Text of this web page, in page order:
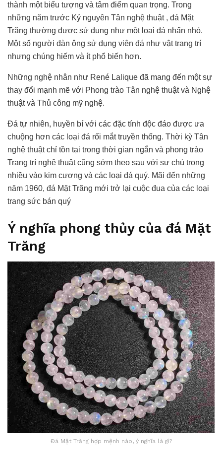
thành một biểu tượng và tâm điểm quan trọng. Trong
những năm trước Kỷ nguyên Tân nghệ thuật , đá Mặt
Trăng thường được sử dụng như một loại đá nhấn nhỏ.
Một số người đàn ông sử dụng viên đá như vật trang trí
nhưng chúng hiếm và ít phổ biến hơn.
Những nghệ nhân như René Lalique đã mang đến một sự
thay đổi mạnh mẽ với Phong trào Tân nghệ thuật và Nghệ
thuật và Thủ công mỹ nghệ.
Đá tự nhiên, huyền bí với các đặc tính độc đáo được ưa
chuộng hơn các loại đá rối mắt truyền thống. Thời kỳ Tân
nghệ thuật chỉ tồn tại trong thời gian ngắn và phong trào
Trang trí nghệ thuật cũng sớm theo sau với sự chú trọng
nhiều vào kim cương và các loại đá quý. Mãi đến những
năm 1960, đá Mặt Trăng mới trở lại cuộc đua của các loại
trang sức bán quý
Ý nghĩa phong thủy của đá Mặt
Trăng
Đá Mặt Trăng hợp mệnh nào, ý nghĩa là gì?